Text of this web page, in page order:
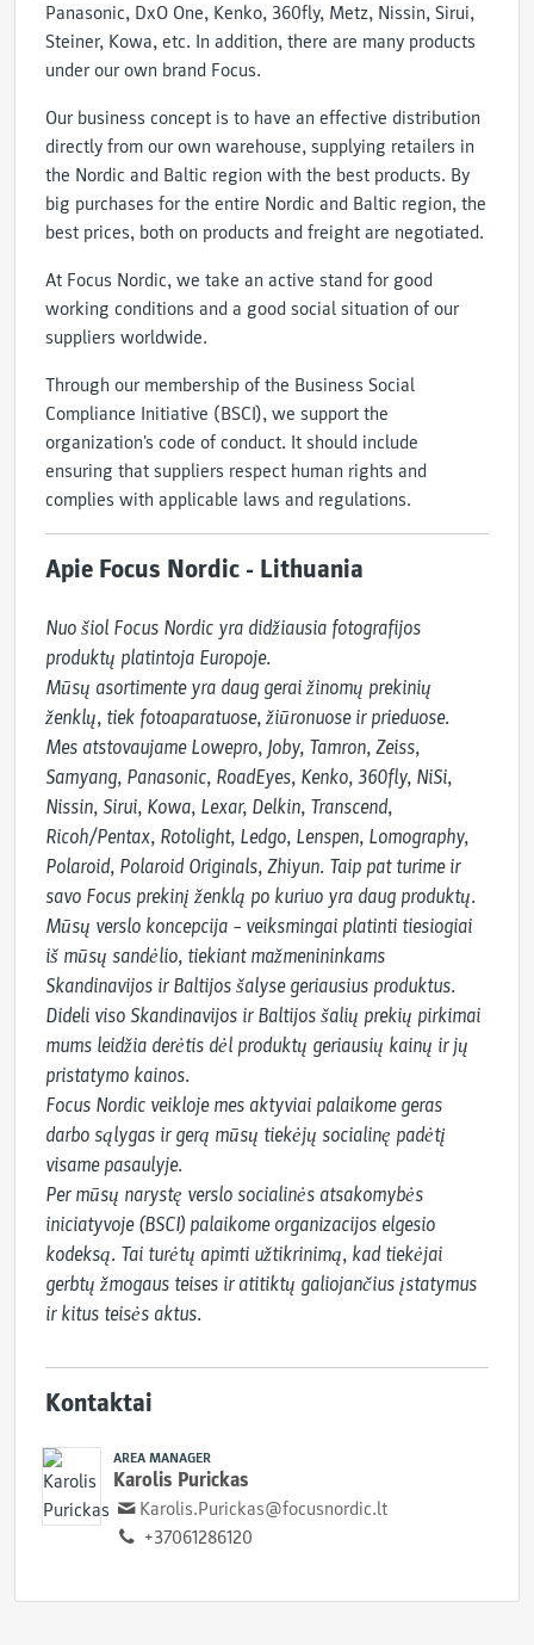
Panasonic, DxO One, Kenko, 360fly, Metz, Nissin, Sirui,
Steiner, Kowa, etc. In addition, there are many products
under our own brand Focus.
Our business concept is to have an effective distribution
directly from our own warehouse, supplying retailers in
the Nordic and Baltic region with the best products. By
big purchases for the entire Nordic and Baltic region, the
best prices, both on products and freight are negotiated.
At Focus Nordic, we take an active stand for good
working conditions and a good social situation of our
suppliers worldwide.
Through our membership of the Business Social
Compliance Initiative (BSCI), we support the
organization's code of conduct. It should include
ensuring that suppliers respect human rights and
complies with applicable laws and regulations.
Apie Focus Nordic - Lithuania
Nuo šiol Focus Nordic yra didžiausia fotografijos
produktų platintoja Europoje.
Mūsų asortimente yra daug gerai žinomų prekinių
ženklų, tiek fotoaparatuose, žiūronuose ir prieduose.
Mes atstovaujame Lowepro, Joby, Tamron, Zeiss,
Samyang, Panasonic, RoadEyes, Kenko, 360fly, NiSi,
Nissin, Sirui, Kowa, Lexar, Delkin, Transcend,
Ricoh/Pentax, Rotolight, Ledgo, Lenspen, Lomography,
Polaroid, Polaroid Originals, Zhiyun. Taip pat turime ir
savo Focus prekinį ženklą po kuriuo yra daug produktų.
Mūsų verslo koncepcija – veiksmingai platinti tiesiogiai
iš mūsų sandėlio, tiekiant mažmenininkams
Skandinavijos ir Baltijos šalyse geriausius produktus.
Dideli viso Skandinavijos ir Baltijos šalių prekių pirkimai
mums leidžia derėtis dėl produktų geriausių kainų ir jų
pristatymo kainos.
Focus Nordic veikloje mes aktyviai palaikome geras
darbo sąlygas ir gerą mūsų tiekėjų socialinę padėtį
visame pasaulyje.
Per mūsų narystę verslo socialinės atsakomybės
iniciatyvoje (BSCI) palaikome organizacijos elgesio
kodeksą. Tai turėtų apimti užtikrinimą, kad tiekėjai
gerbtų žmogaus teises ir atitiktų galiojančius įstatymus
ir kitus teisės aktus.
Kontaktai
AREA MANAGER
Karolis Purickas
Karolis.Purickas@focusnordic.lt
+37061286120